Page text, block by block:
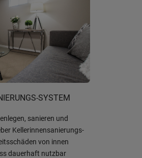
SYSTEM
sanieren und
Kellerinnensanierungs-
von innen
dauerhaft nutzbar